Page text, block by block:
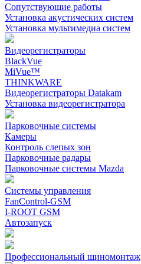
Сопутствующие работы
Установка акустических систем
Установка мультимедиа систем
Видеорегистраторы
BlackVue
MiVue™
THINKWARE
Видеорегистраторы Datakam
Установка видеорегистратора
Парковочные системы
Камеры
Контроль слепых зон
Парковочные радары
Парковочные системы Mazda
Системы управления
FanControl-GSM
I-ROOT GSM
Автозапуск
Профессиональный шиномонтаж